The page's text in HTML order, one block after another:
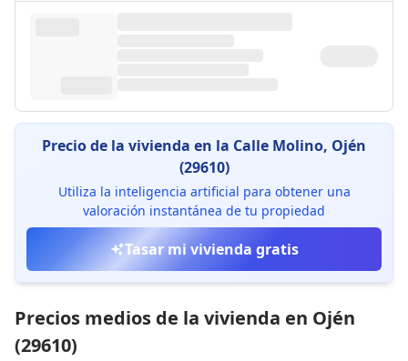
Precio de la vivienda en la Calle Molino, Ojén
(29610)
Utiliza la inteligencia artificial para obtener una
valoración instantánea de tu propiedad
Tasar mi vivienda gratis
Precios medios de la vivienda en Ojén
(29610)